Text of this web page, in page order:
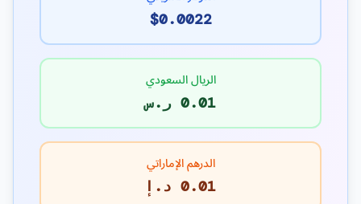
$0.0022
الريال السعودي
0.01 ر.س
الدرهم الإماراتي
0.01 د.إ